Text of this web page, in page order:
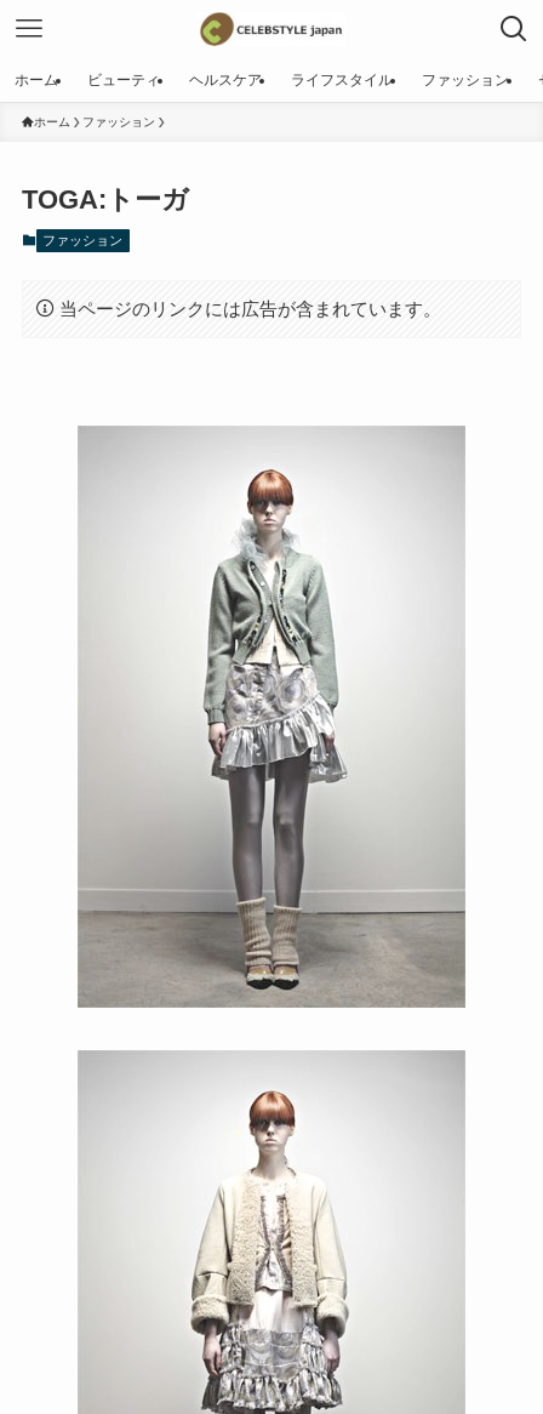
ホーム ビューティ ヘルスケア ライフスタイル ファッション
ホーム ファッション
TOGA:トーガ
ファッション
当ページのリンクには広告が含まれています。